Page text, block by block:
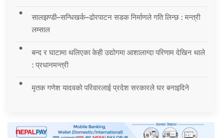
सालझण्डी–सन्धिखर्क–ढोरपाटन सडक निर्माणले गति लिन्छ : मन्त्री
लम्साल
बन्द र घाटामा थलिएका केही उद्योगमा आशालाग्दा परिणाम देखिन थाले
: प्रधानमन्त्री
मृतक गणेश यादवको परिवारलाई प्रदेश सरकारले घर बनाइदिने